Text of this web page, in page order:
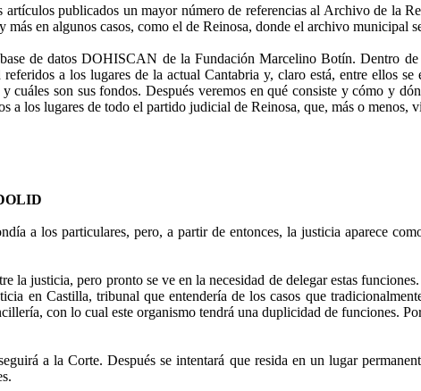
publicados un mayor número de referencias al Archivo de la
en algunos casos, como el de Reinosa, donde el archivo municipal
de datos DOHISCAN de la Fundación Marcelino Botín. Dentro
a los lugares de la actual Cantabria y, claro está, entre ellos
cuáles son sus fondos. Después veremos en qué consiste y cómo y
a los lugares de todo el partido judicial de Reinosa, que, más o menos,
a los particulares, pero, a partir de entonces, la justicia aparece
la justicia, pero pronto se ve en la necesidad de delegar estas
en Castilla, tribunal que entendería de los casos que
con lo cual este organismo tendrá una duplicidad de funciones.
a la Corte. Después se intentará que resida en un lugar